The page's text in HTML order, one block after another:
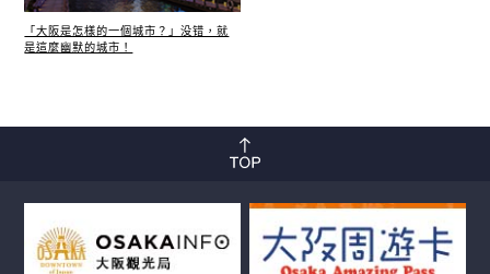
「大阪是怎樣的一個城市？」没错，就
是這麼幽默的城市！